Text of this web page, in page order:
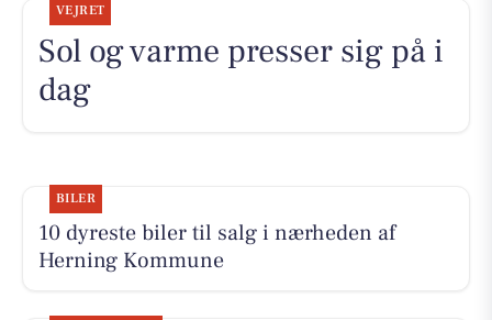
VEJRET
Sol og varme presser sig på i
dag
BILER
10 dyreste biler til salg i nærheden af
Herning Kommune